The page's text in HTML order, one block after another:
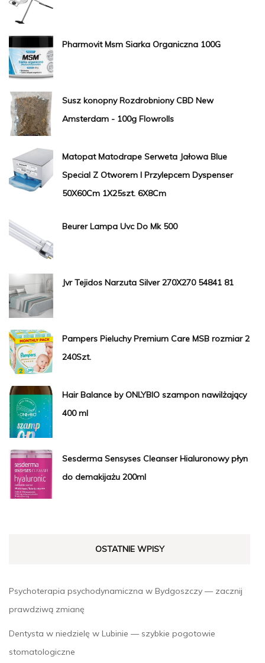
Pharmovit Msm Siarka Organiczna 100G
Susz konopny Rozdrobniony CBD New
Amsterdam - 100g Flowrolls
Matopat Matodrape Serweta Jałowa Blue
Special Z Otworem I Przylepcem Dyspenser
50X60Cm 1X25szt. 6X8Cm
Beurer Lampa Uvc Do Mk 500
Jvr Tejidos Narzuta Silver 270X270 54841 81
Pampers Pieluchy Premium Care MSB rozmiar 2
240Szt.
Hair Balance by ONLYBIO szampon nawilżający
400 ml
Sesderma Sensyses Cleanser Hialuronowy płyn
do demakijażu 200ml
OSTATNIE WPISY
Psychoterapia psychodynamiczna w Bydgoszczy — zacznij
prawdziwą zmianę
Dentysta w niedzielę w Lubinie — szybkie pogotowie
stomatologiczne